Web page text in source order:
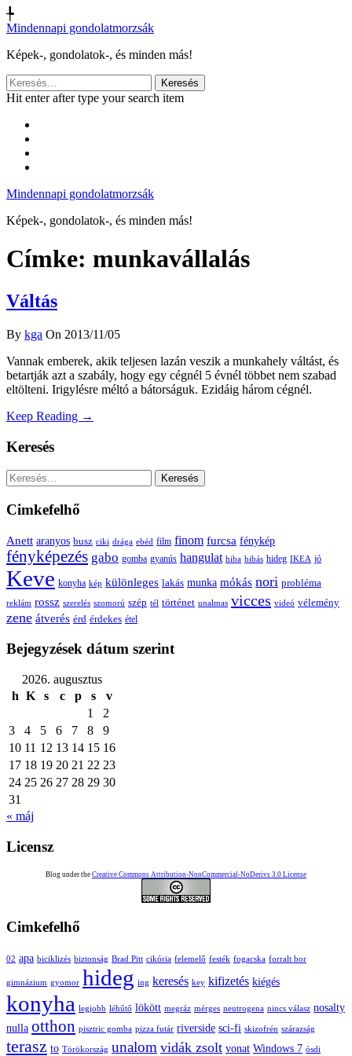
╄
Mindennapi gondolatmorzsák
Képek-, gondolatok-, és minden más!
Keresés:
Hit enter after type your search item
Mindennapi gondolatmorzsák
Képek-, gondolatok-, és minden más!
Címke: munkavállalás
Váltás
By kga On 2013/11/05
Vannak emberek, akik teljesen lazán veszik a munkahely váltást, és
betartják azt a szabály, hogy egy cégnél 5 évnél többet nem szabad
eltölteni. Irigylésre méltó a bátorságuk. Ezidáig három cégnél.
Keep Reading →
Keresés
Keresés:
Cimkefelhő
Anett aranyos busz ciki drága ebéd film finom furcsa fénykép
fényképezés gabo gomba gyanús hangulat hiba hibás hideg IKEA jó
Keve konyha kép különleges lakás munka mókás nori probléma
reklám rossz szerelés szomorú szép tél történet unalmas vicces videó vélemény
zene átverés érd érdekes étel
Bejegyzések dátum szerint
2026. augusztus
h K s c p s
v
1
2
3
4 5 6 7 8
9
10 11 12 13 14 15 16
17 18 19 20 21 22 23
24 25 26 27 28 29 30
31
« máj
Licensz
Blog under the Creative Commons Attribution-NonCommercial-NoDerivs 3.0 License
Cimkefelhő
02 apa biciklizés biztonság Brad Pitt cikória felemelő festék fogacska forralt bor
gimnázium gyomor hideg ing keresés key kifizetés kiégés
konyha legjobb léhűtő lökött megráz mérges neutrogena nincs válasz nosalty
nulla otthon pisztric gomba pizza futár riverside sci-fi skizofrén szárazság
terasz to Törökország unalom vidák zsolt vonat Windows 7 ósdi